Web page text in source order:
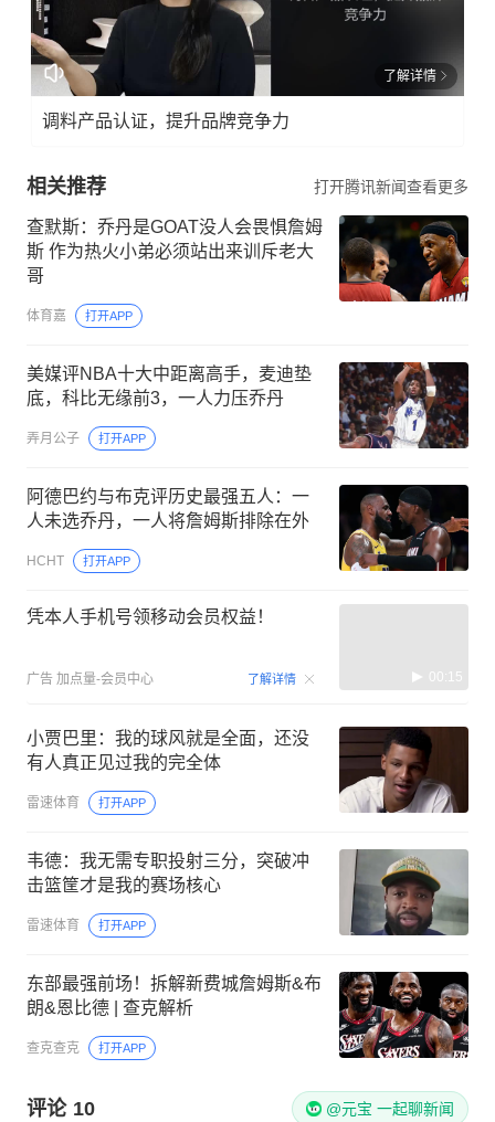
了解详情
调料产品认证，提升品牌竞争力
相关推荐 打开腾讯新闻查看更多
查默斯：乔丹是GOAT没人会畏惧詹姆
斯 作为热火小弟必须站出来训斥老大
哥
体育嘉 打开APP
美媒评NBA十大中距离高手，麦迪垫
底，科比无缘前3，一人力压乔丹
弄月公子 打开APP
阿德巴约与布克评历史最强五人：一
人未选乔丹，一人将詹姆斯排除在外
HCHT 打开APP
凭本人手机号领移动会员权益！
广告 加点量-会员中心 了解详情 00:15
小贾巴里：我的球风就是全面，还没
有人真正见过我的完全体
雷速体育 打开APP
韦德：我无需专职投射三分，突破冲
击篮筐才是我的赛场核心
雷速体育 打开APP
东部最强前场！拆解新费城詹姆斯&布
朗&恩比德 | 查克解析
查克查克 打开APP
评论 10 @元宝 一起聊新闻